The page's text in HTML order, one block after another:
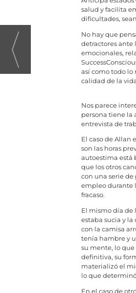
salud y facilita
dificultades,
No hay que
detractores ante
emocionales,
así como todo lo
calidad de la
Nos parece
persona tiene la
entrevista de
El caso de Allan
son las horas
autoestima está
que los otros
con una serie
empleo durante
fracaso.
El mismo día de
estaba sucia y
con la camisa
tenía hambre y
su mente, lo
definitiva, su
materializó el
lo que
En el caso de